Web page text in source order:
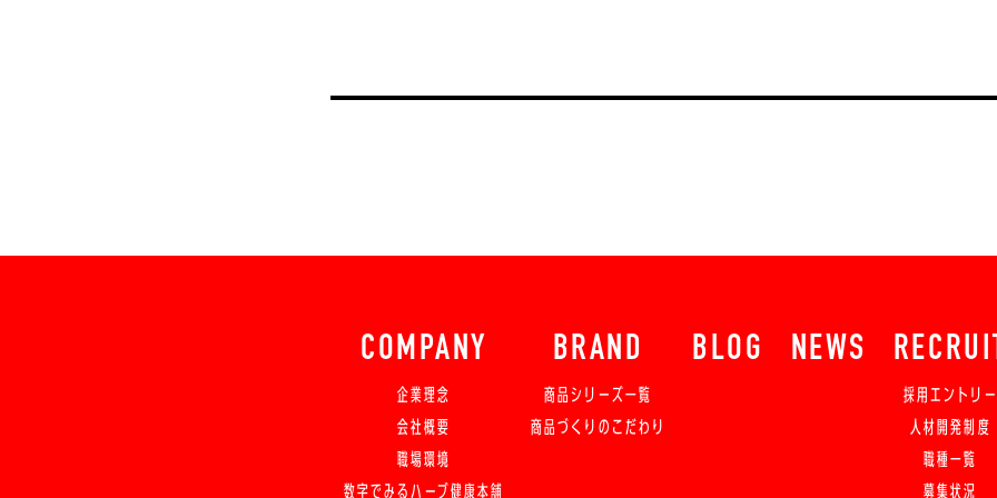
COMPANY
企業理念
会社概要
職場環境
数字でみるハーブ健康本舗
BRAND
商品シリーズ一覧
商品づくりのこだわり
BLOG NEWS
採用エントリー
人材開発制度
職種一覧
募集状況